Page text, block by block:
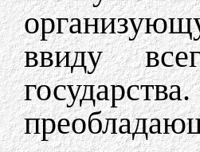
ввиду